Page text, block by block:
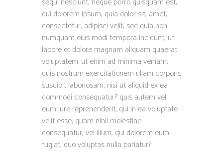
qui dolorem ipsum, quia dolor sit, amet,
consectetur, adipisci velit, sed quia non
numquam eius modi tempora incidunt, ut
labore et dolore magnam aliquam quaerat
voluptatem. ut enim ad minima veniam,
quis nostrum exercitationem ullam corporis
suscipit laboriosam, nisi ut aliquid ex ea
commodi consequatur? quis autem vel
eum iure reprehenderit, qui in ea voluptate
velit esse, quam nihil molestiae
consequatur, vel illum, qui dolorem eum
fugiat, quo voluptas nulla pariatur?